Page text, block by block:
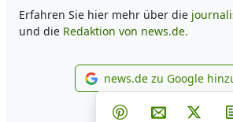
Erfahren Sie hier mehr über die
und die Redaktion von news.de.
news.de
news.de zu Google
Teilen aufTeilen auf
Teilen aufPer E-Mail
Post